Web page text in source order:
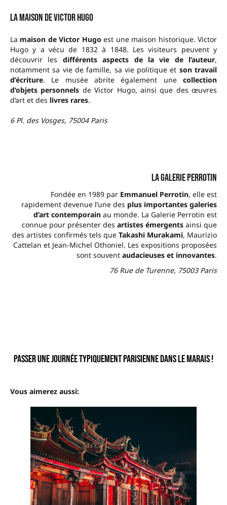
La Maison de Victor Hugo
La maison de Victor Hugo est une maison historique. Victor
Hugo y a vécu de 1832 à 1848. Les visiteurs peuvent y
découvrir les différents aspects de la vie de l’auteur,
notamment sa vie de famille, sa vie politique et son travail
d’écriture. Le musée abrite également une collection
d’objets personnels de Victor Hugo, ainsi que des œuvres
d’art et des livres rares.
6 Pl. des Vosges, 75004 Paris
La Galerie Perrotin
Fondée en 1989 par Emmanuel Perrotin, elle est
rapidement devenue l’une des plus importantes galeries
d’art contemporain au monde. La Galerie Perrotin est
connue pour présenter des artistes émergents ainsi que
des artistes confirmés tels que Takashi Murakami, Maurizio
Cattelan et Jean-Michel Othoniel. Les expositions proposées
sont souvent audacieuses et innovantes.
76 Rue de Turenne, 75003 Paris
Passer une journée typiquement Parisienne dans le Marais !
Vous aimerez aussi: